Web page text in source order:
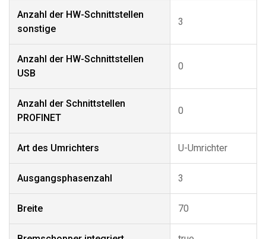
Anzahl der HW-Schnittstellen
sonstige
3
Anzahl der HW-Schnittstellen
USB
0
Anzahl der Schnittstellen
PROFINET
0
Art des Umrichters U-Umrichter
Ausgangsphasenzahl 3
Breite 70